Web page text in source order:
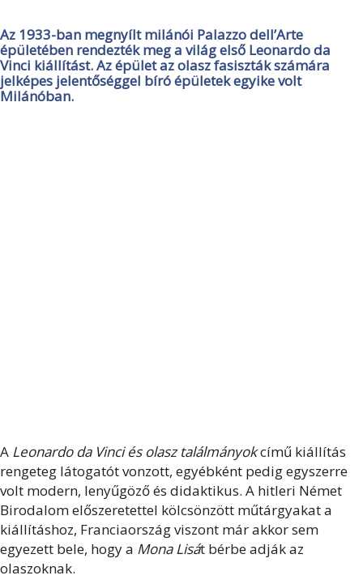
Az 1933-ban megnyílt milánói Palazzo dell’Arte
épületében rendezték meg a világ első Leonardo da
Vinci kiállítást. Az épület az olasz fasiszták számára
jelképes jelentőséggel bíró épületek egyike volt
Milánóban.
A Leonardo da Vinci és olasz találmányokcímű kiállítás
rengeteg látogatót vonzott, egyébként pedig egyszerre
volt modern, lenyűgöző és didaktikus. A hitleri Német
Birodalom előszeretettel kölcsönzött műtárgyakat a
kiállításhoz, Franciaország viszont már akkor sem
egyezett bele, hogy a Mona Lisát bérbe adják az
olaszoknak.